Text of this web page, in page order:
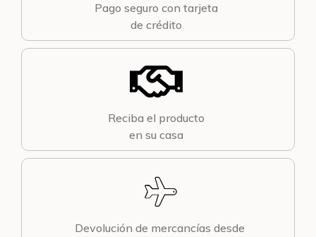
Pago seguro con tarjeta
de crédito
Reciba el producto
en su casa
Devolución de mercancías desde